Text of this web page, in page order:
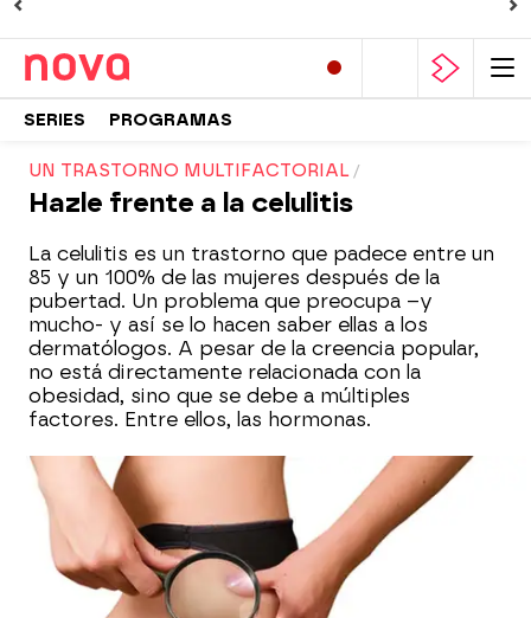
SERIES PROGRAMAS
UN TRASTORNO MULTIFACTORIAL
Hazle frente a la celulitis
La celulitis es un trastorno que padece entre un
85 y un 100% de las mujeres después de la
pubertad. Un problema que preocupa –y
mucho- y así se lo hacen saber ellas a los
dermatólogos. A pesar de la creencia popular,
no está directamente relacionada con la
obesidad, sino que se debe a múltiples
factores. Entre ellos, las hormonas.